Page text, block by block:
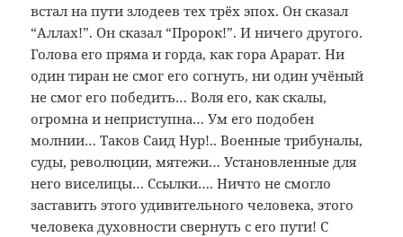
встал на пути злодеев тех трёх эпох. Он сказал
“Аллах!”. Он сказал “Пророк!”. И ничего другого.
Голова его пряма и горда, как гора Арарат. Ни
один тиран не смог его согнуть, ни один учёный
не смог его победить… Воля его, как скалы,
огромна и неприступна… Ум его подобен
молнии… Таков Саид Нур!.. Военные трибуналы,
суды, революции, мятежи… Установленные для
него виселицы… Ссылки…. Ничто не смогло
заставить этого удивительного человека, этого
человека духовности свернуть с его пути! С